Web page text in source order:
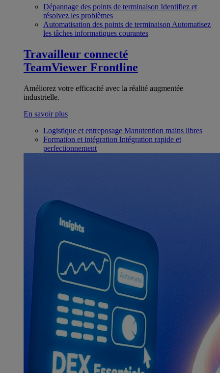
Dépannage des points de terminaison Identifiez et
résolvez les problèmes
Automatisation des points de terminaison Automatisez
les tâches informatiques courantes
Travailleur connecté
TeamViewer Frontline
Améliorez votre efficacité avec la réalité augmentée
industrielle.
En savoir plus
Logistique et entreposage Manutention mains libres
Formation et intégration Intégration rapide et
perfectionnement